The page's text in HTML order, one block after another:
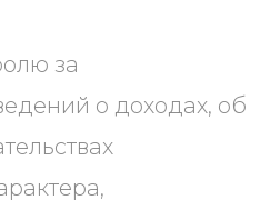
за
о доходах, об